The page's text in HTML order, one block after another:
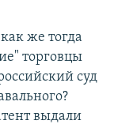
же тогда
торговцы
суд
выдали